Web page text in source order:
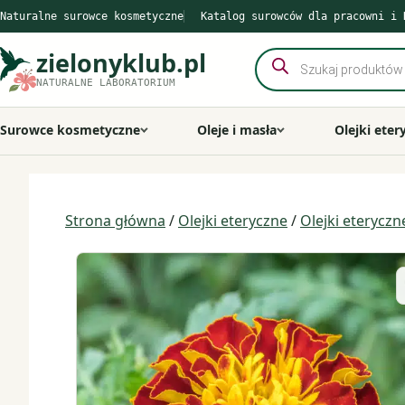
Przejdź
do
treści
Naturalne surowce kosmetyczne Katalog surowców dla pracowni i
zielonyklub.pl
NATURALNE LABORATORIUM
Wyszukiwarka
produktów
Surowce kosmetyczne Oleje i masła Olejki
Strona główna / Olejki eteryczne/ Olejki